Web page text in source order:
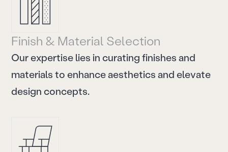
Finish & Material Selection
Ourexpertise lies in curating finishes and
materials to enhanceaesthetics and elevate
design concepts.